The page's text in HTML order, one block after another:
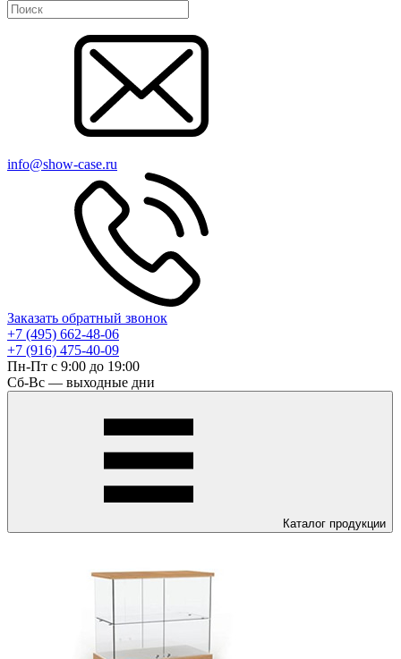
info@show-case.ru
Заказать обратный звонок
+7 (495) 662-48-06
+7 (916) 475-40-09
Пн-Пт с 9:00 до 19:00
Сб-Вс — выходные дни
Каталог продукции